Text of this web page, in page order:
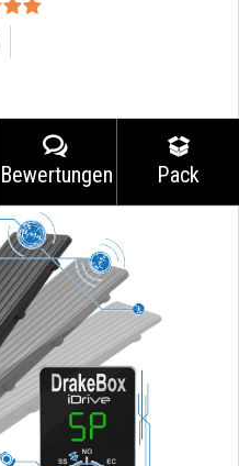
Bewertungen Pack